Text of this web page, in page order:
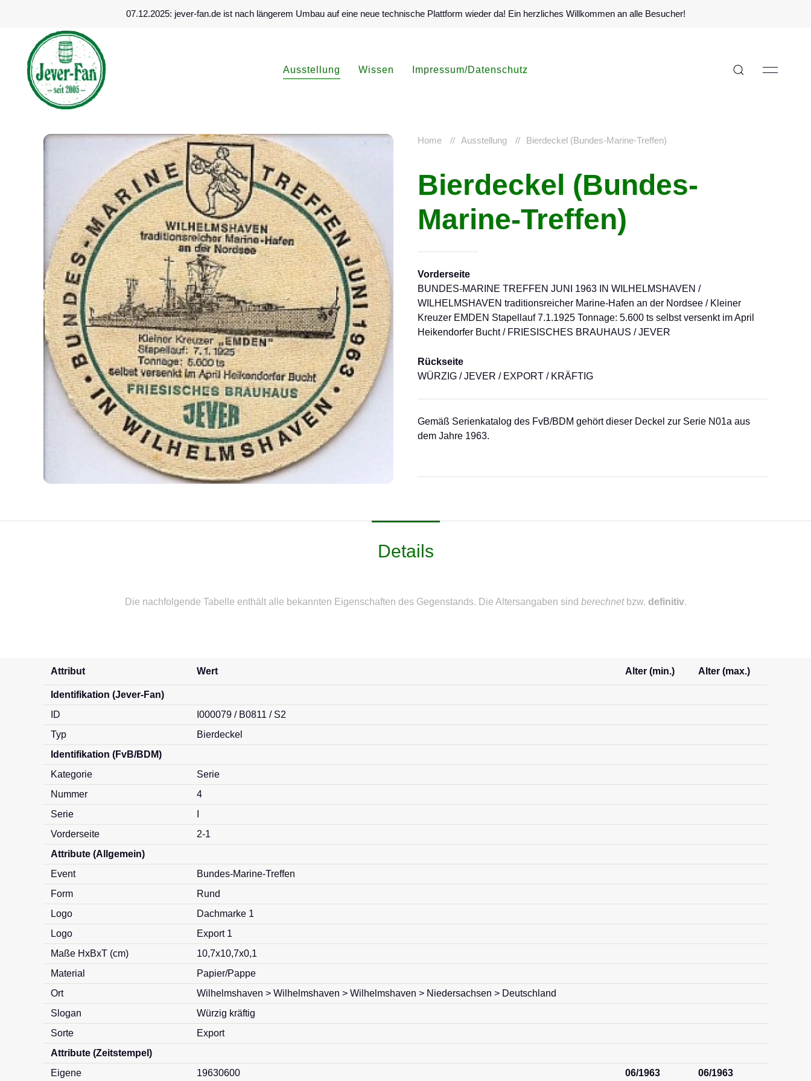
07.12.2025: jever-fan.de ist nach längerem Umbau auf eine neue technische Plattform wieder da! Ein herzliches Willkommen an alle Besucher!
Ausstellung Wissen Impressum/Datenschutz
Home Ausstellung Bierdeckel (Bundes-Marine-Treffen)
Bierdeckel (Bundes-
Marine-Treffen)
Vorderseite
BUNDES-MARINE TREFFEN JUNI 1963 IN WILHELMSHAVEN /
WILHELMSHAVEN traditionsreicher Marine-Hafen an der Nordsee / Kleiner
Kreuzer EMDEN Stapellauf 7.1.1925 Tonnage: 5.600 ts selbst versenkt im April
Heikendorfer Bucht / FRIESISCHES BRAUHAUS / JEVER
Rückseite
WÜRZIG / JEVER / EXPORT / KRÄFTIG
Gemäß Serienkatalog des FvB/BDM gehört dieser Deckel zur Serie N01a aus
dem Jahre 1963.
Details
Die nachfolgende Tabelle enthält alle bekannten Eigenschaften des Gegenstands. Die Altersangaben sind berechnetbzw. definitiv.
Attribut Wert Alter (min.) Alter (max.)
Identifikation (Jever-Fan)
ID
I000079 / B0811 / S2
Typ
Bierdeckel
Identifikation (FvB/BDM)
Kategorie
Serie
Nummer
4
Serie
Vorderseite
2-1
Attribute (Allgemein)
Event
Bundes-Marine-Treffen
Form
Rund
Logo
Dachmarke 1
Logo
Export 1
Maße HxBxT (cm)
10,7x10,7x0,1
Material
Papier/Pappe
Ort
Wilhelmshaven > Wilhelmshaven > Wilhelmshaven > Niedersachsen > Deutschland
Slogan
Würzig kräftig
Sorte
Export
Attribute (Zeitstempel)
Eigene
19630600 06/1963 06/1963